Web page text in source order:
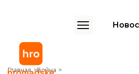
Главная Война
Умерла ветеранка Второй мировой,